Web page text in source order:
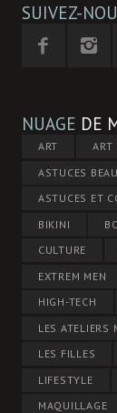
SUIVEZ-
NUAGE DE
ART ART
ASTUCES
ASTUCES ET
BIKINI
CULTURE
EXTREM MEN
HIGH-TECH
LES ATELIERS
LES FILLES
LIFESTYLE
MAQUILLAGE